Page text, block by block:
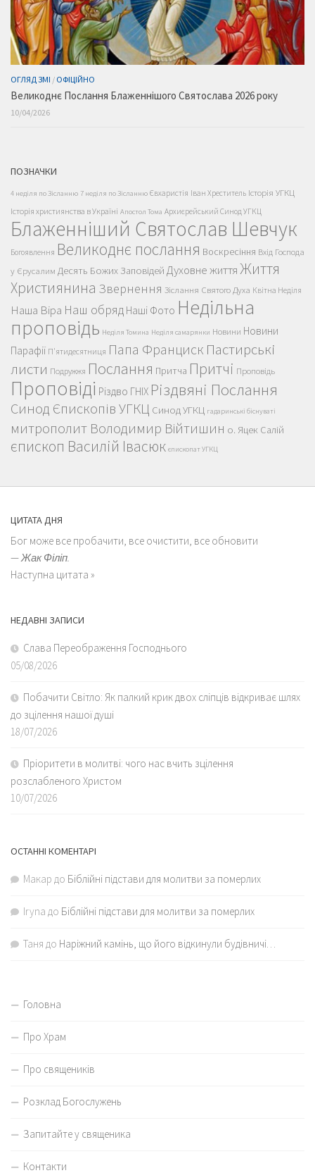
ОГЛЯД ЗМІ / ОФІЦІЙНО
Великоднє Послання Блаженнішого Святослава 2026 року
10/04/2026
ПОЗНАЧКИ
4 неділя по Зісланню 7 неділя по Зісланню Євхаристія Іван Хреститель Історія УГКЦ
Історія християнства в Україні Апостол Тома Архиєрейський Синод УГКЦ
Блаженніший Святослав Шевчук
Богоявлення Великоднє послання Воскресіння Вхід Господа
у Єрусалим Десять Божих Заповідей Духовне життяЖиття
Християнина Звернення Зіслання Святого Духа Квітна Неділя
Наша Віра Наш обряд Наші Фото Недільна
проповідь Неділя Томина Неділя самарянки Новини Новини
Парафії П'ятидесятниця Папа Франциск Пастирські
листи Подружжя Послання Притча Притчі Проповідь
Проповіді Різдво ГНІХ Різдвяні Послання
Синод Єпископів УГКЦ Синод УГКЦ гадаринські біснуваті
митрополит Володимир Війтишин о. Яцек Салій
єпископ Василій Івасюк єпископат УГКЦ
ЦИТАТА ДНЯ
Бог може все пробачити, все очистити, все обновити
—Жак Філіп.
Наступна цитата »
НЕДАВНІ ЗАПИСИ
Слава Переображення Господнього
05/08/2026
Побачити Світло: Як палкий крик двох сліпців відкриває шлях
до зцілення нашої душі
18/07/2026
Пріоритети в молитві: чого нас вчить зцілення
розслабленого Христом
10/07/2026
ОСТАННІ КОМЕНТАРІ
Макар до Біблійні підстави для молитви за померлих
Iryna до Біблійні підстави для молитви за померлих
Таня до Наріжний камінь, що його відкинули будівничі…
Головна
Про Храм
Про священиків
Розклад Богослужень
Запитайте у священика
Контакти